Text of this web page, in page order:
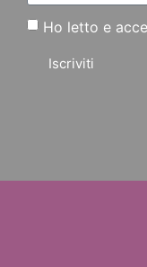
Ho letto e
Iscriviti